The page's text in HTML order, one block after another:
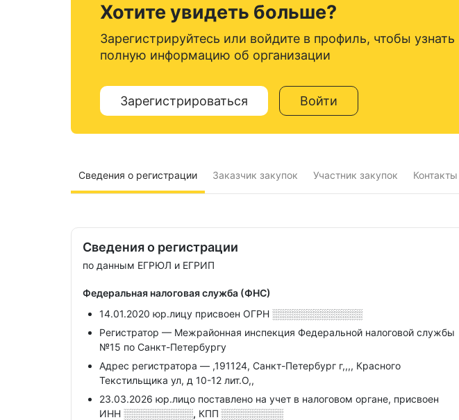
Хотите увидеть больше?
Зарегистрируйтесь или войдите в профиль, чтобы узнать
полную информацию об организации
Зарегистрироваться Войти
Сведения о регистрации Заказчик закупок Участник закупок Контакты
Сведения о регистрации
по данным ЕГРЮЛ и ЕГРИП
Федеральная налоговая служба (ФНС)
14.01.2020 юр.лицу присвоен ОГРН ░░░░░░░░░░░░░
Регистратор — Межрайонная инспекция Федеральной налоговой службы
№15 по Санкт-Петербургу
Адрес регистратора — ,191124, Санкт-Петербург г,,,, Красного
Текстильщика ул, д 10-12 лит.О,,
23.03.2026 юр.лицо поставлено на учет в налоговом органе, присвоен
ИНН ░░░░░░░░░░, КПП ░░░░░░░░░